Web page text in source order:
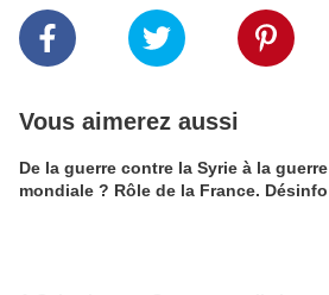
Vous aimerez aussi
De la guerre contre la Syrie à la guerre
mondiale ? Rôle de la France. Désinfo